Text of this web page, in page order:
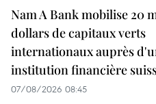
Nam A Bank mobilise 20
dollars de capitaux verts
internationaux auprès
institution financière
07/08/2026 08:45